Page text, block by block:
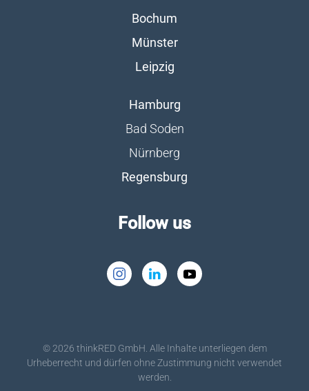
Bochum
Münster
Leipzig
Hamburg
Bad Soden
Nürnberg
Regensburg
Follow us
© 2026 thinkRED GmbH. Alle Inhalte unterliegen dem
Urheberrecht und dürfen ohne Zustimmung nicht verwendet
werden.